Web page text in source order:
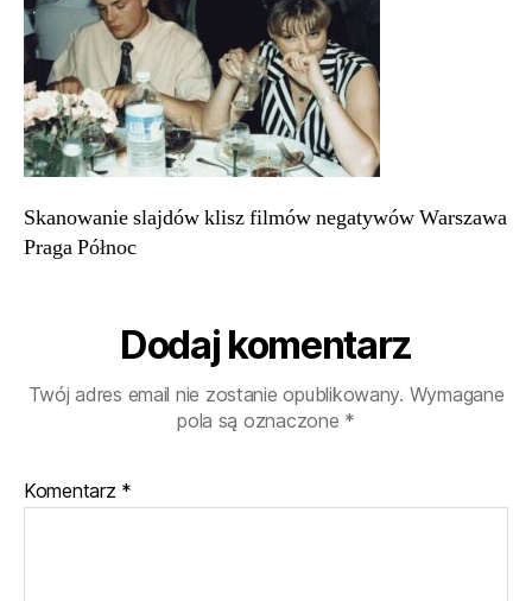
Praga
Północ
16
Skanowanie slajdów klisz filmów negatywów Warszawa
Praga Północ
Dodaj komentarz
Twój adres email nie zostanie opublikowany. Wymagane
pola są oznaczone *
Komentarz *